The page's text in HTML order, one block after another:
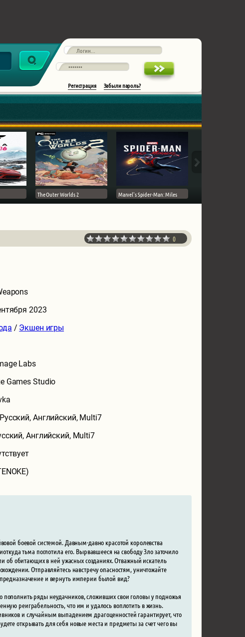
Регистрация
Забыли пароль?
The Outer Worlds 2 Marvel's Spider-Man: Miles
0
2023
/ Экшен игры
Labs
Games Studio
Русский, Английский, Multi7
Английский, Multi7
боевой системой. Давным-давно красотой королевства
тьма поглотила его. Вырвавшееся на свободу Зло заточило
об обитающих в ней ужасных созданиях. Отважный искатель
Отправляйтесь навстречу опасностям, уничтожайте
и вернуть империи былой вид?
ряды неудачников, сложивших свои головы у подножья
реиграбельность, что им и удалось воплотить в жизнь.
и случайным выпадением драгоценностей гарантирует, что
открывать для себя новые места и предметы за счет чего вы